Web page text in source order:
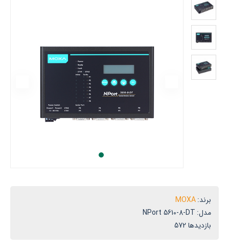
DT
ایوردآریا
تنها
نماینده
برند:MOXA
مدل: NPort 5610-8-DT
بازدیدها 572